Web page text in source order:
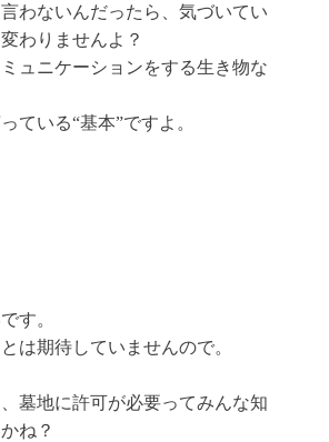
わないんだったら、気づいてい
わりませんよ？
ュニケーションをする生き物な
ている“基本”ですよ。
す。
は期待していませんので。
墓地に許可が必要ってみんな知
ね？